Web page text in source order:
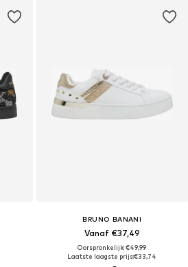
BRUNO BANANI
Vanaf €37,49
Oorspronkelijk: €49,99
Laatste laagste prijs:€33,74